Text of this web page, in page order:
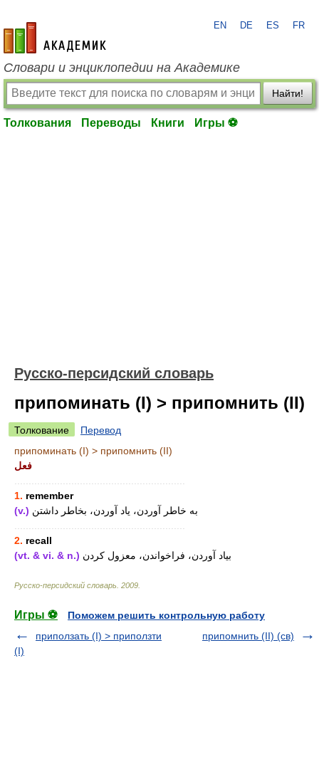
academic.ru
EN DE ES FR
Словари и энциклопедии на Академике
Найти!
Толкования Переводы Книги Игры ⚽
Русско-персидский словарь
припоминать (I) > припомнить (II)
Толкование
Перевод
припоминать (I) > припомнить (II)
فعل
1. remember
(v.) به خاطر آوردن، یاد آوردن، بخاطر داشتن
2. recall
(vt. & vi. & n.) بیاد آوردن، فراخواندن، معزول کردن
Русско-персидский словарь 2009
Игры ⚽
Поможем решить контрольную работу
приползать (I) > приползти
(I)
припомнить (II) (св)